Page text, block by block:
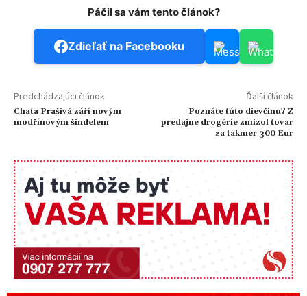
Páčil sa vám tento článok?
Zdieľať na Facebooku
Predchádzajúci článok
Chata Prašivá září novým
modřínovým šindelem
Ďalší článok
Poznáte túto dievčinu? Z
predajne drogérie zmizol tovar
za takmer 300 Eur